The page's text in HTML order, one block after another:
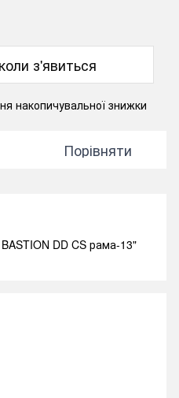
з'явиться
накопичувальної знижки
Порівняти
DD CS рама-13"